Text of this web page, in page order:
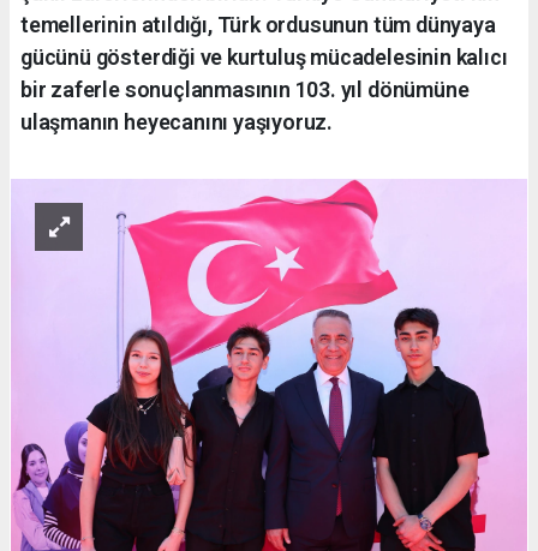
temellerinin atıldığı, Türk ordusunun tüm dünyaya
gücünü gösterdiği ve kurtuluş mücadelesinin kalıcı
bir zaferle sonuçlanmasının 103. yıl dönümüne
ulaşmanın heyecanını yaşıyoruz.